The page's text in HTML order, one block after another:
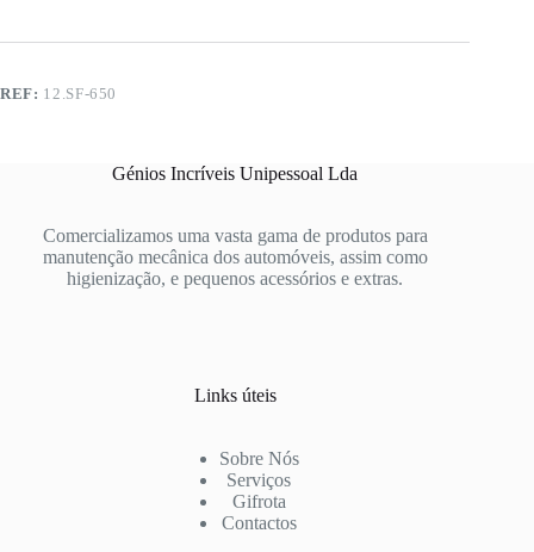
REF: 12.SF-650
Génios Incríveis Unipessoal Lda
Comercializamos uma vasta gama de produtos para
manutenção mecânica dos automóveis, assim como
higienização, e pequenos acessórios e extras.
Links úteis
Sobre Nós
Serviços
Gifrota
Contactos